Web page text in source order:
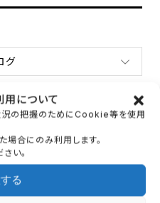
について
況の把握のためにCookie等を使用
合にのみ利用します。
い。
る
グ
択